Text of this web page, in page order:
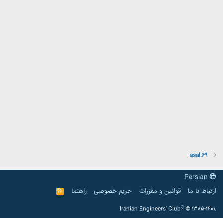
asal.69
ارتباط با ما
قوانین و مقرّرات حریم خصوصی راهنما
R
S
Iranian Engineers' Club® © 1385-1401.